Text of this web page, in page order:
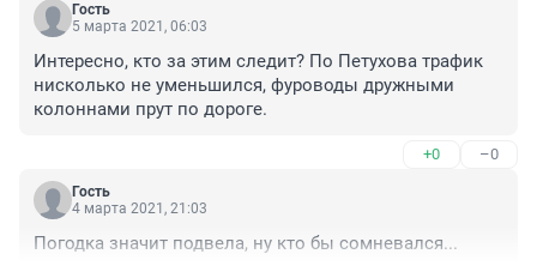
Гость
5 марта 2021, 06:03
Интересно, кто за этим следит? По Петухова трафик
нисколько не уменьшился, фуроводы дружными
колоннами прут по дороге.
+0 –0
Гость
4 марта 2021, 21:03
Погодка значит подвела, ну кто бы сомневался...